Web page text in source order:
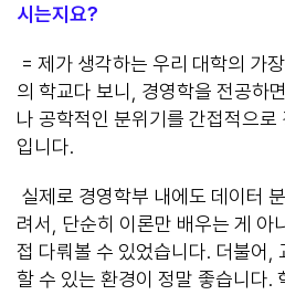
시는지요?
= 제가 생각하는 우리 대학의 가
의 학교다 보니, 경영학을 전공하
나 공학적인 분위기를 간접적으로
입니다.
실제로 경영학부 내에도 데이터
려서, 단순히 이론만 배우는 게 아
접 다뤄볼 수 있었습니다. 더불어,
할 수 있는 환경이 정말 좋습니다.